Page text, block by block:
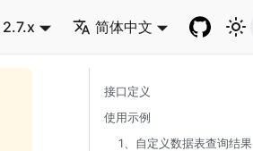
2.7.x 简体中文
接口定义
使用示例
1、自定义数据表查询结果